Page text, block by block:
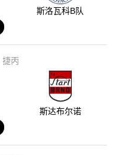
斯洛瓦科B队
捷丙
斯达布尔诺